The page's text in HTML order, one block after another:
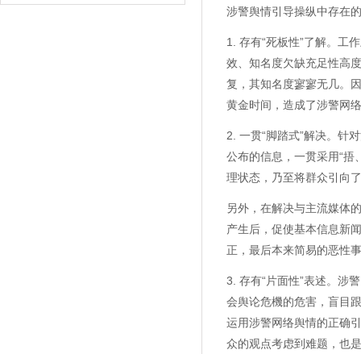
涉警舆情引导操纵中存在
1. 存有“死板性”了解。工
效、知名度欠缺充足性高
复，其知名度寥寥无几。
黄金时间，造成了涉警网
2. 一贯“脚踏式”解决。针
公布的信息，一贯采用“捂
理状态，乃至将群众引向
另外，在解决与主流媒体
产生后，促使基本信息新
正，最后本来简易的恶性
3. 存有“片面性”表述。涉
会舆论危機的危害，盲目
运用涉警网络舆情的正确
众的观点考虑到难题，也